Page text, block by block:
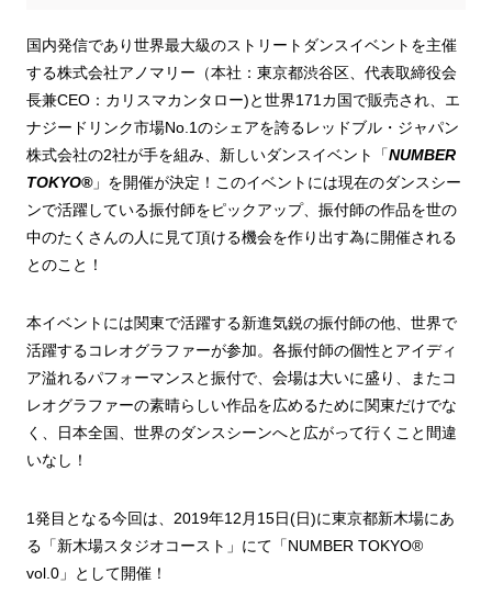
国内発信であり世界最大級のストリートダンスイベントを主催
する株式会社アノマリー（本社：東京都渋谷区、代表取締役会
長兼CEO：カリスマカンタロー)と世界171カ国で販売され、エ
ナジードリンク市場No.1のシェアを誇るレッドブル・ジャパン
株式会社の2社が手を組み、新しいダンスイベント「NUMBER
TOKYO®」を開催が決定！このイベントには現在のダンスシー
ンで活躍している振付師をピックアップ、振付師の作品を世の
中のたくさんの人に見て頂ける機会を作り出す為に開催される
とのこと！
本イベントには関東で活躍する新進気鋭の振付師の他、世界で
活躍するコレオグラファーが参加。各振付師の個性とアイディ
ア溢れるパフォーマンスと振付で、会場は大いに盛り、またコ
レオグラファーの素晴らしい作品を広めるために関東だけでな
く、日本全国、世界のダンスシーンへと広がって行くこと間違
いなし！
1発目となる今回は、2019年12月15日(日)に東京都新木場にあ
る「新木場スタジオコースト」にて「NUMBER TOKYO®
vol.0」として開催！